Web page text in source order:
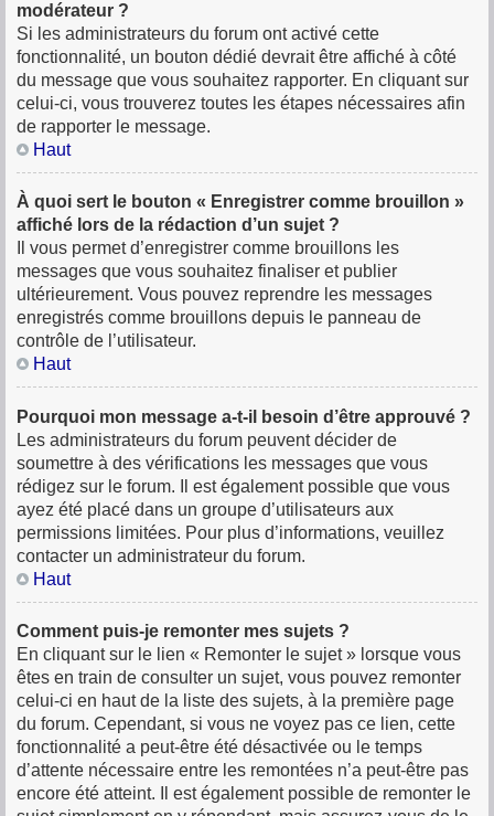
modérateur ?
Si les administrateurs du forum ont activé cette
fonctionnalité, un bouton dédié devrait être affiché à côté
du message que vous souhaitez rapporter. En cliquant sur
celui-ci, vous trouverez toutes les étapes nécessaires afin
de rapporter le message.
Haut
À quoi sert le bouton « Enregistrer comme brouillon »
affiché lors de la rédaction d’un sujet ?
Il vous permet d’enregistrer comme brouillons les
messages que vous souhaitez finaliser et publier
ultérieurement. Vous pouvez reprendre les messages
enregistrés comme brouillons depuis le panneau de
contrôle de l’utilisateur.
Haut
Pourquoi mon message a-t-il besoin d’être approuvé ?
Les administrateurs du forum peuvent décider de
soumettre à des vérifications les messages que vous
rédigez sur le forum. Il est également possible que vous
ayez été placé dans un groupe d’utilisateurs aux
permissions limitées. Pour plus d’informations, veuillez
contacter un administrateur du forum.
Haut
Comment puis-je remonter mes sujets ?
En cliquant sur le lien « Remonter le sujet » lorsque vous
êtes en train de consulter un sujet, vous pouvez remonter
celui-ci en haut de la liste des sujets, à la première page
du forum. Cependant, si vous ne voyez pas ce lien, cette
fonctionnalité a peut-être été désactivée ou le temps
d’attente nécessaire entre les remontées n’a peut-être pas
encore été atteint. Il est également possible de remonter le